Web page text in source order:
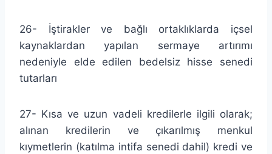
26- İştirakler ve bağlı ortaklıklarda içsel
kaynaklardan yapılan sermaye artırımı
nedeniyle elde edilen bedelsiz hisse senedi
tutarları
27- Kısa ve uzun vadeli kredilerle ilgili olarak;
alınan kredilerin ve çıkarılmış menkul
kıymetlerin (katılma intifa senedi dahil) kredi ve